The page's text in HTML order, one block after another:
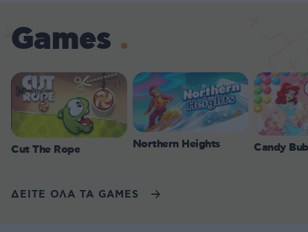
Games
Cut The Rope Northern Heights Candy
ΔΕΙΤΕ ΟΛΑ ΤΑ GAMES